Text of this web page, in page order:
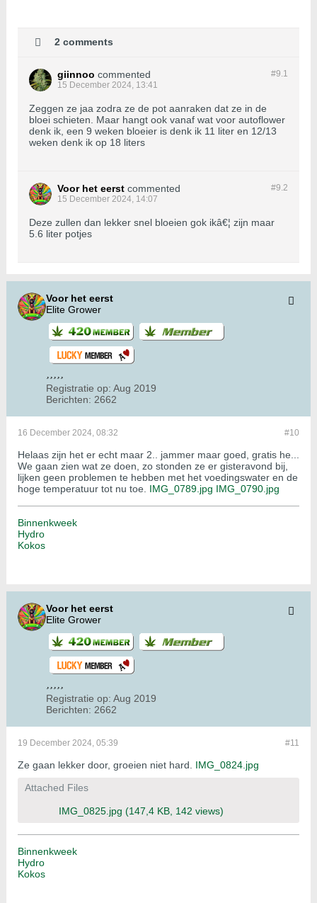
2 comments
#9.1
giinnoo commented
15 December 2024, 13:41
Zeggen ze jaa zodra ze de pot aanraken dat ze in de
bloei schieten. Maar hangt ook vanaf wat voor autoflower
denk ik, een 9 weken bloeier is denk ik 11 liter en 12/13
weken denk ik op 18 liters
#9.2
Voor het eerst commented
15 December 2024, 14:07
Deze zullen dan lekker snel bloeien gok ikâ€¦ zijn maar
5.6 liter potjes
Voor het eerst
Elite Grower
Registratie op: Aug 2019
Berichten: 2662
#10
16 December 2024, 08:32
Helaas zijn het er echt maar 2.. jammer maar goed, gratis he...
We gaan zien wat ze doen, zo stonden ze er gisteravond bij,
lijken geen problemen te hebben met het voedingswater en de
hoge temperatuur tot nu toe. IMG_0789.jpg IMG_0790.jpg
Binnenkweek
Hydro
Kokos
Voor het eerst
Elite Grower
Registratie op: Aug 2019
Berichten: 2662
#11
19 December 2024, 05:39
Ze gaan lekker door, groeien niet hard. IMG_0824.jpg
Attached Files
IMG_0825.jpg (147,4 KB, 142 views)
Binnenkweek
Hydro
Kokos